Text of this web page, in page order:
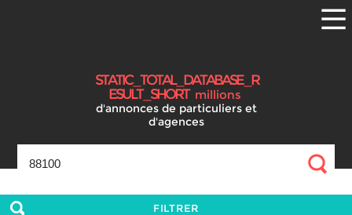
STAT
I
C_TOTA
L_DATABAS
E_R
ESUL
T_SHOR
T millions
d'annonces de particuliers et
d'agences
FILTRER